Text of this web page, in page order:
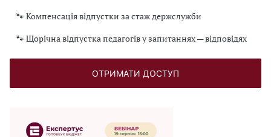
🐾 Компенсація відпустки за стаж держслужби
🐾 Щорічна відпустка педагогів у запитаннях — відповідях
ОТРИМАТИ ДОСТУП